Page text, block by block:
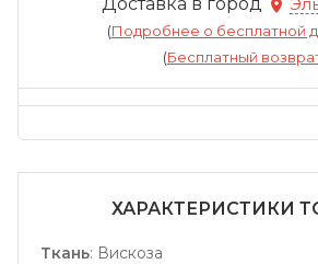
(Подробнее о бесплатной
(Бесплатный
ХАРАКТЕРИСТИКИ
Ткань: Вискоза